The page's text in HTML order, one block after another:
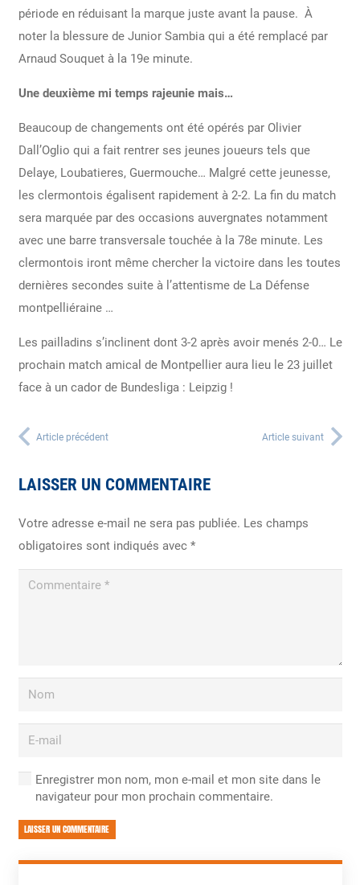
période en réduisant la marque juste avant la pause. À
noter la blessure de Junior Sambia qui a été remplacé par
Arnaud Souquet à la 19e minute.
Une deuxième mi temps rajeunie mais…
Beaucoup de changements ont été opérés par Olivier
Dall’Oglio qui a fait rentrer ses jeunes joueurs tels que
Delaye, Loubatieres, Guermouche… Malgré cette jeunesse,
les clermontois égalisent rapidement à 2-2. La fin du match
sera marquée par des occasions auvergnates notamment
avec une barre transversale touchée à la 78e minute. Les
clermontois iront même chercher la victoire dans les toutes
dernières secondes suite à l’attentisme de La Défense
montpelliéraine …
Les pailladins s’inclinent dont 3-2 après avoir menés 2-0… Le
prochain match amical de Montpellier aura lieu le 23 juillet
face à un cador de Bundesliga : Leipzig !
Article précédent Article suivant
LAISSER UN COMMENTAIRE
Votre adresse e-mail ne sera pas publiée. Les champs
obligatoires sont indiqués avec *
Enregistrer mon nom, mon e-mail et mon site dans le
navigateur pour mon prochain commentaire.
LAISSER UN COMMENTAIRE